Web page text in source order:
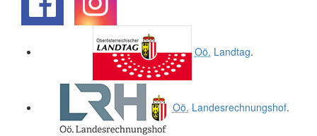
Oö. Landtag.
Oö. Landesrechnungshof.